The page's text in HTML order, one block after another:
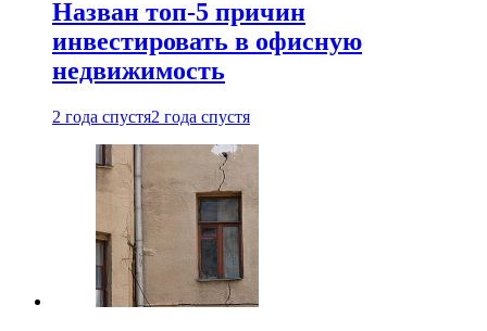
Назван топ-5 причин
инвестировать в офисную
недвижимость
2 года спустя2 года спустя